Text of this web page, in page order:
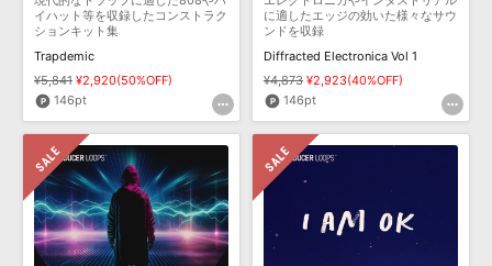
イハット等を収録したコンストラク
ションキット集
Trapdemic
¥5,841 ¥2,920(50%OFF)
146pt
に適したエッジの効いた様々なサウ
ンドを収録
Diffracted Electronica Vol 1
¥4,873 ¥2,923(40%OFF)
146pt